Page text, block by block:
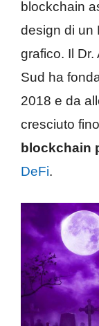
blockchain
design di un
grafico. Il Dr.
Sud ha
2018 e da
cresciuto
blockchain
DeFi.